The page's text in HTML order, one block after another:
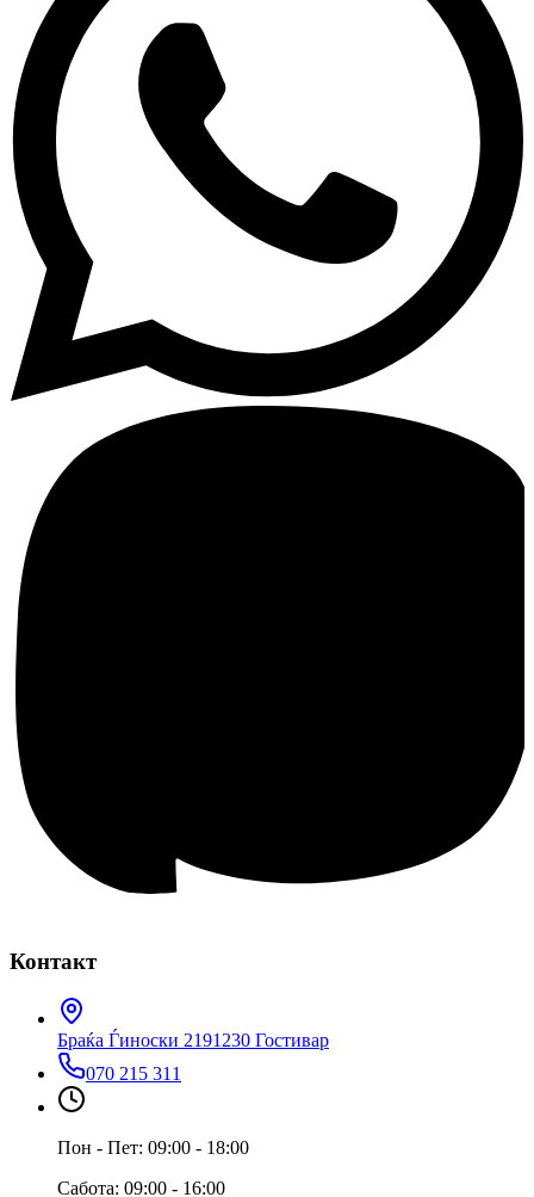
Контакт
Браќа Ѓиноски 2191230 Гостивар
070 215 311
Пон - Пет: 09:00 - 18:00
Сабота: 09:00 - 16:00